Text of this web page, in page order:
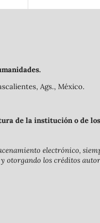
Ags., México.
de la institución o de
electrónico,
otorgando los créditos